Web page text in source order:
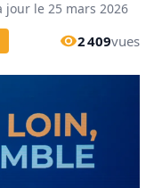
jour le 25 mars 2026
2 409vues